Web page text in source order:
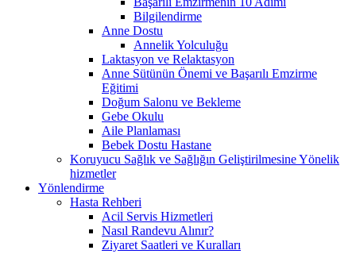
Bilgilendirme
Anne Dostu
Annelik Yolculuğu
Laktasyon ve Relaktasyon
Anne Sütünün Önemi ve Başarılı Emzirme
Eğitimi
Doğum Salonu ve Bekleme
Gebe Okulu
Aile Planlaması
Bebek Dostu Hastane
Koruyucu Sağlık ve Sağlığın Geliştirilmesine Yönelik
hizmetler
Yönlendirme
Hasta Rehberi
Acil Servis Hizmetleri
Nasıl Randevu Alınır?
Ziyaret Saatleri ve Kuralları